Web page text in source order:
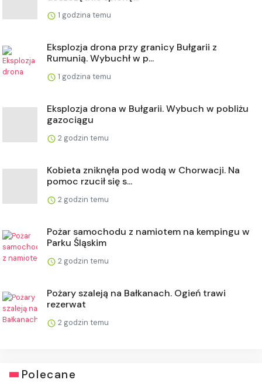
1 godzina temu
Eksplozja drona przy granicy Bułgarii z
Rumunią. Wybuchł w p...
1 godzina temu
Eksplozja drona w Bułgarii. Wybuch w pobliżu
gazociągu
2 godzin temu
Kobieta zniknęła pod wodą w Chorwacji. Na
pomoc rzucił się s...
2 godzin temu
Pożar samochodu z namiotem na kempingu w
Parku Śląskim
2 godzin temu
Pożary szaleją na Bałkanach. Ogień trawi
rezerwat
2 godzin temu
Polecane